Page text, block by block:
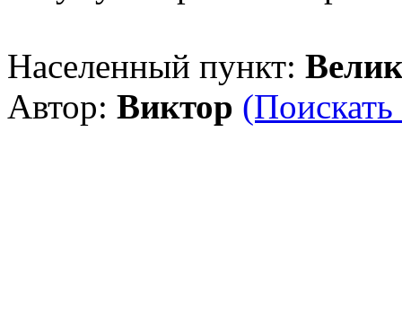
Населенный пункт:
Автор: Виктор (Поискать